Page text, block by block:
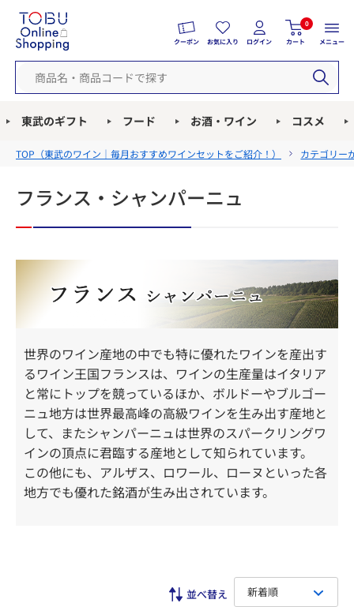
クーポン お気に入り ログイン
0
カート メニュー
東武のギフト フード お酒・ワイン コスメ
TOP（東武のワイン｜毎月おすすめワインセットをご紹介！ ） カテゴリー
フランス・シャンパーニュ
世界のワイン産地の中でも特に優れたワインを産出す
るワイン王国フランスは、ワインの生産量はイタリア
と常にトップを競っているほか、ボルドーやブルゴー
ニュ地方は世界最高峰の高級ワインを生み出す産地と
して、またシャンパーニュは世界のスパークリングワ
インの頂点に君臨する産地として知られています。
この他にも、アルザス、ロワール、ローヌといった各
地方でも優れた銘酒が生み出されています。
新着順